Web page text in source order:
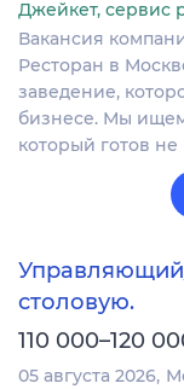
Джейкет, сервис
Вакансия
Ресторан в
заведение,
бизнесе. Мы
который готов не
столовую.
110 000–120
05 августа 2026